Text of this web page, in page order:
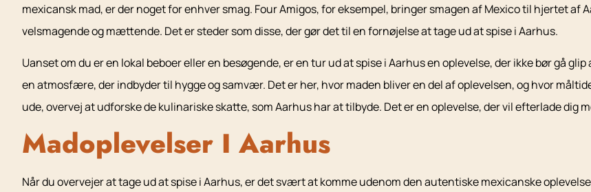
mexicansk mad, er der noget for enhver smag. Four Amigos, for eksempel, bringer smagen af Mexico til hjertet
velsmagende og mættende. Det er steder som disse, der gør det til en fornøjelse at tage ud at spise i Aarhus.
Uanset om du er en lokal beboer eller en besøgende, er en tur ud at spise i Aarhus en oplevelse, der ikke bør gå
en atmosfære, der indbyder til hygge og samvær. Det er her, hvor maden bliver en del af oplevelsen, og hvor
ude, overvej at udforske de kulinariske skatte, som Aarhus har at tilbyde. Det er en oplevelse, der vil efterlade dig
Madoplevelser I Aarhus
Når du overvejer at tage ud at spise i Aarhus, er det svært at komme udenom den autentiske mexicanske